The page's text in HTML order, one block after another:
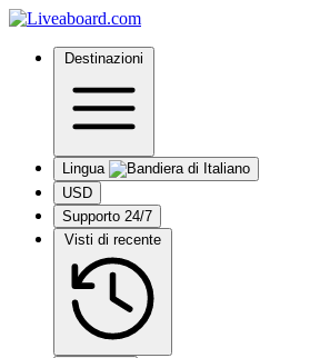
Destinazioni
Lingua
USD
Supporto 24/7
Visti di recente